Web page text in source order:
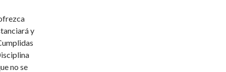
y
no se